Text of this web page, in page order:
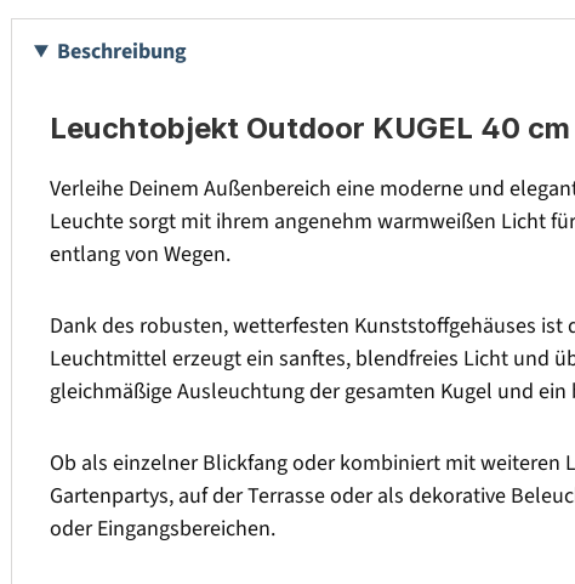
Beschreibung
Leuchtobjekt Outdoor KUGEL 40
Verleihe Deinem Außenbereich eine moderne und
Leuchte sorgt mit ihrem angenehm warmweißen Licht
entlang von Wegen.
Dank des robusten, wetterfesten Kunststoffgehäuses ist
Leuchtmittel erzeugt ein sanftes, blendfreies Licht und
gleichmäßige Ausleuchtung der gesamten Kugel und
Ob als einzelner Blickfang oder kombiniert mit
Gartenpartys, auf der Terrasse oder als dekorative
oder Eingangsbereichen.